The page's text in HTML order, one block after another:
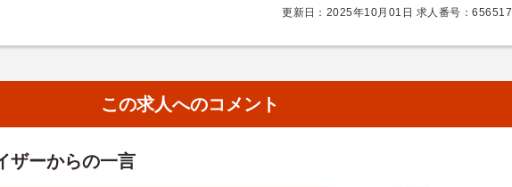
更新日：2025年10月01日 求人番号：656517
この求人へのコメント
ザーからの一言